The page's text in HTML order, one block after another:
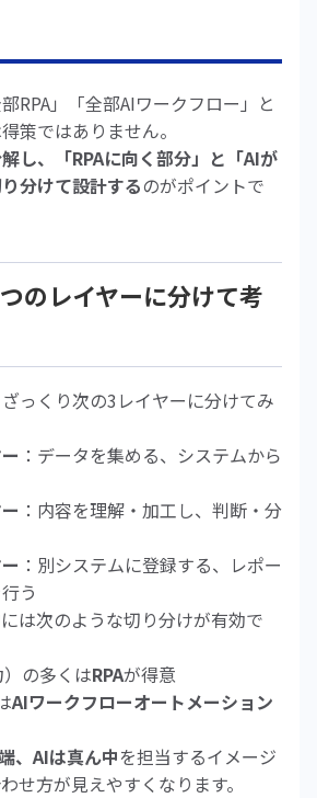
RPA」「全部AIワークフロー」と
策ではありません。
し、「RPAに向く部分」と「AIが
分けて設計するのがポイントで
のレイヤーに分けて考
っくり次の3レイヤーに分けてみ
：データを集める、システムから
：内容を理解・加工し、判断・分
：別システムに登録する、レポー
う
は次のような切り分けが有効で
の多くはRPAが得意
AIワークフローオートメーション
、AIは真ん中を担当するイメージ
せ方が見えやすくなります。